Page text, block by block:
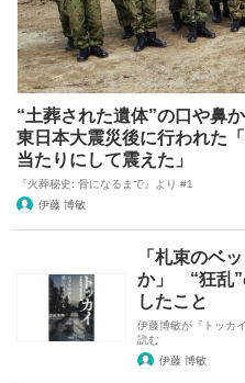
“土葬された遺体”の口や鼻
東日本大震災後に行われた
当たりにして震えた」
『火葬秘史: 骨になるまで』より #1
伊藤 博敏
「札束のベ
か」 “狂乱”
したこと
伊藤博敏が『トッカ
読む
伊藤 博敏